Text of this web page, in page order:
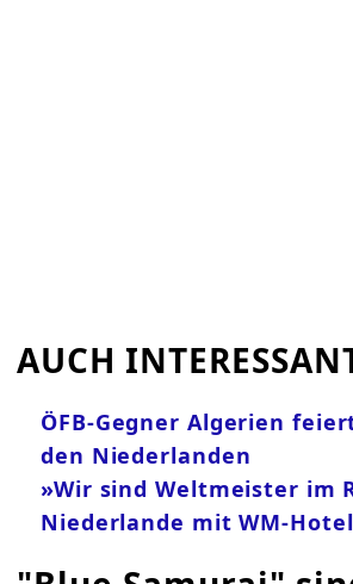
AUCH
ÖFB-Gegner Algerien
den Niederlanden
»Wir sind Weltmeister im
Niederlande mit WM-